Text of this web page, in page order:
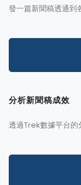
發一篇新聞稿透通到
分析新聞稿成效
透過Trek數據平台的